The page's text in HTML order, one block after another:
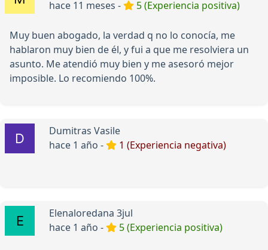
hace 11 meses -
5 (Experiencia positiva)
Muy buen abogado, la verdad q no lo conocía, me
hablaron muy bien de él, y fui a que me resolviera un
asunto. Me atendió muy bien y me asesoró mejor
imposible. Lo recomiendo 100%.
Dumitras Vasile
hace 1 año -
1 (Experiencia negativa)
Elenaloredana 3jul
hace 1 año -
5 (Experiencia positiva)